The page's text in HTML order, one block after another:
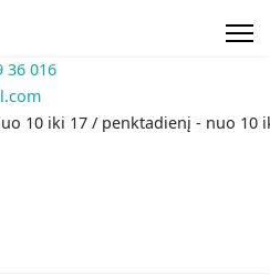
36 016
10 iki 17 / penktadienį - nuo 10